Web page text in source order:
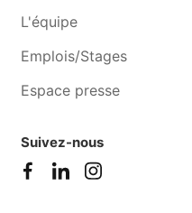
L'équipe
Emplois/Stages
Espace presse
Suivez-nous